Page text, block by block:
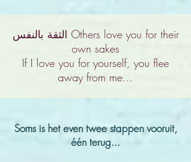
الثقة بالنفس Others love you for their
own sakes
If I love you for yourself, you flee
away from me...
Soms is het even twee stappen vooruit,
één terug...